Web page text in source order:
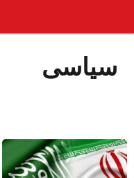
سیاسی